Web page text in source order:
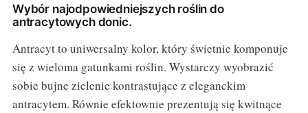
Wybór najodpowiedniejszych roślin do
antracytowych donic.
Antracyt to uniwersalny kolor, który świetnie komponuje
się z wieloma gatunkami roślin. Wystarczy wyobrazić
sobie bujne zielenie kontrastujące z eleganckim
antracytem. Równie efektownie prezentują się kwitnące